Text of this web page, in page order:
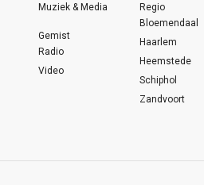
Muziek & Media
Gemist
Radio
Video
Regio
Bloemendaal
Haarlem
Heemstede
Schiphol
Zandvoort